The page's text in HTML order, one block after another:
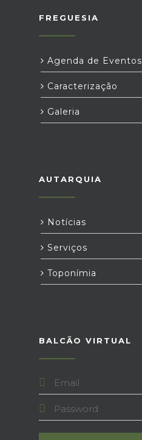
FREGUESIA
Agenda de Eventos
Caracterização
Galeria
AUTARQUIA
Notícias
Serviços
Toponímia
BALCÃO VIRTUAL